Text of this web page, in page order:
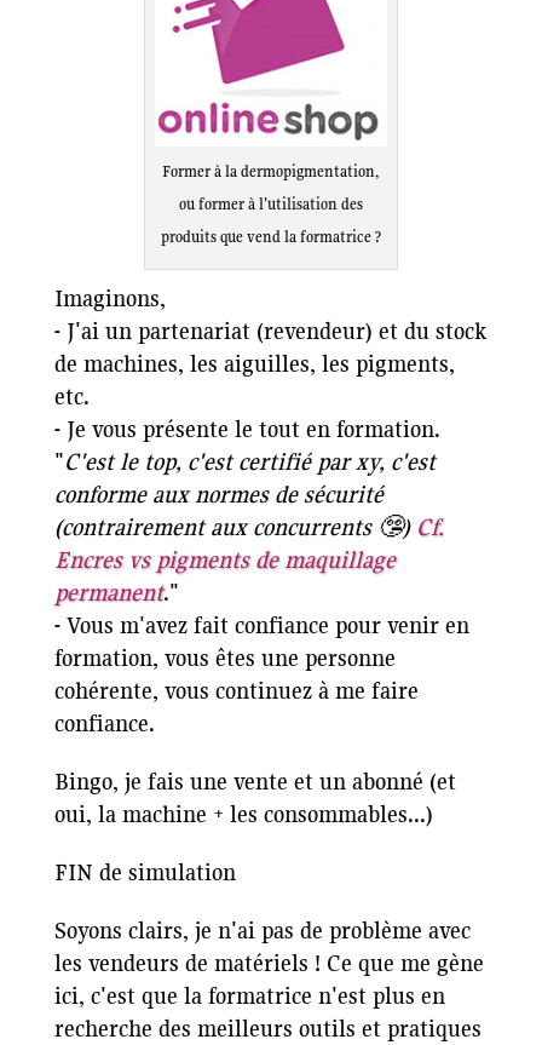
Former à la dermopigmentation,
ou former à l'utilisation des
produits que vend la formatrice ?
Imaginons,
- J'ai un partenariat (revendeur) et du stock
de machines, les aiguilles, les pigments,
etc.
- Je vous présente le tout en formation.
"C'est le top, c'est certifié par xy, c'est
conforme aux normes de sécurité
(contrairement aux concurrents 🤥) Cf.
Encres vs pigments de maquillage
permanent."
- Vous m'avez fait confiance pour venir en
formation, vous êtes une personne
cohérente, vous continuez à me faire
confiance.
Bingo, je fais une vente et un abonné (et
oui, la machine + les consommables...)
FIN de simulation
Soyons clairs, je n'ai pas de problème avec
les vendeurs de matériels ! Ce que me gène
ici, c'est que la formatrice n'est plus en
recherche des meilleurs outils et pratiques